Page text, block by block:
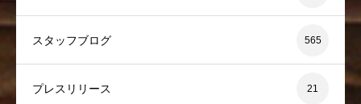
スタッフブログ 565
プレスリリース 21